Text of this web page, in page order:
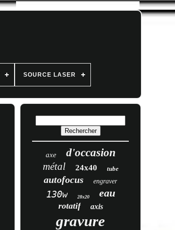
SOURCE LASER
axe d'occasion
métal 24x40 tube
autofocus engraver
130w 28x20 eau
rotatif axis
gravure